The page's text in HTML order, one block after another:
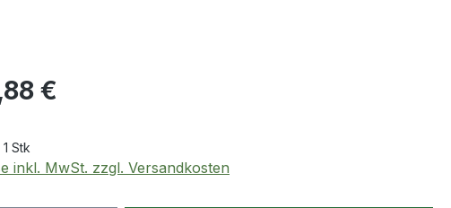
Preis:
€
1 Stk
inkl. MwSt. zzgl. Versandkosten